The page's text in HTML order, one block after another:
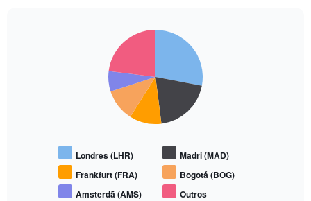
Londres (LHR)
Madri (MAD)
Frankfurt (FRA)
Bogotá (BOG)
Amsterdã (AMS)
Outros